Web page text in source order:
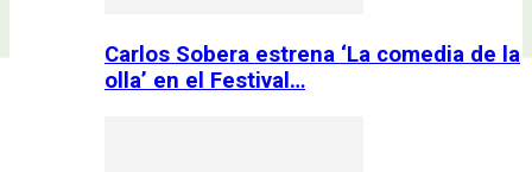
Carlos Sobera estrena ‘La comedia de la
olla’ en el Festival…